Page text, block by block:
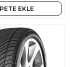
EKLE